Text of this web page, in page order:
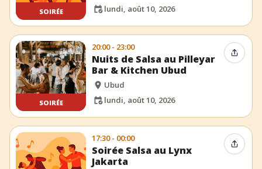
SOIRÉE
lundi, août 10, 2026
SOIRÉE
20:00 - 23:00
Nuits de Salsa au Pilleyar
Bar & Kitchen Ubud
Ubud
lundi, août 10, 2026
17:30 - 00:00
Soirée Salsa au Lynx
Jakarta